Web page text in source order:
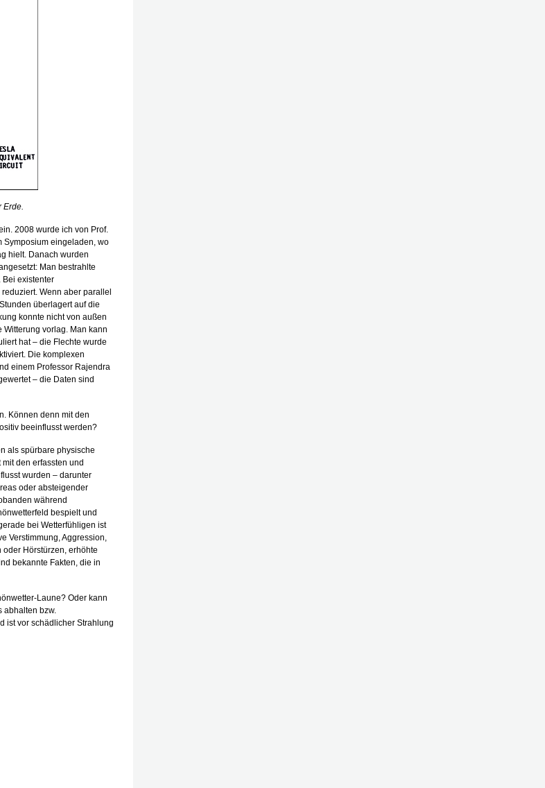
Erde.
2008 wurde ich von Prof.
Symposium eingeladen, wo
hielt. Danach wurden
Man bestrahlte
Bei existenter
Wenn aber parallel
überlagert auf die
konnte nicht von außen
vorlag. Man kann
hat – die Flechte wurde
Die komplexen
einem Professor Rajendra
– die Daten sind
Können denn mit den
beeinflusst werden?
als spürbare physische
den erfassten und
wurden – darunter
oder absteigender
während
bespielt und
bei Wetterfühligen ist
Verstimmung, Aggression,
Hörstürzen, erhöhte
bekannte Fakten, die in
Laune? Oder kann
abhalten bzw.
ist vor schädlicher Strahlung